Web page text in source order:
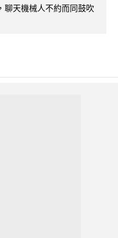
聊天機械人不約而同鼓吹